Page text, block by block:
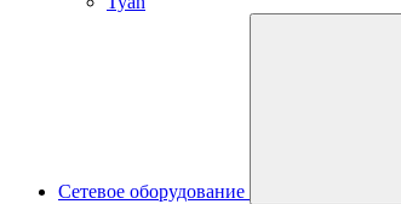
Сетевое оборудование